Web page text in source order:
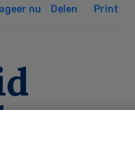
nu Delen Print
voor